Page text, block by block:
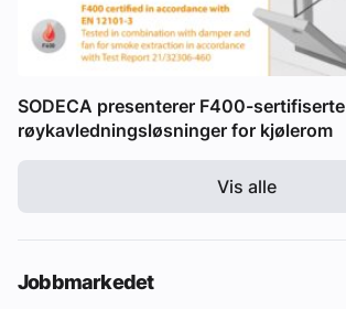
SODECA presenterer F400-sertifiserte
røykavledningsløsninger for kjølerom
Vis alle
Jobbmarkedet